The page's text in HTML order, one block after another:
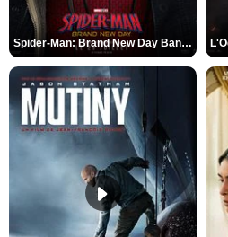
Spider-Man: Brand New Day Bande-annonce VO STFR